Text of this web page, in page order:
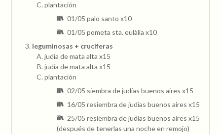
plantación
01/05 palo santo x10
01/05 pometa sta. eulàlia x10
leguminosas + crucíferas
judía de mata alta x15
judía de mata alta x15
plantación
02/05 siembra de judías buenos aires x15
16/05 resiembra de judías buenos aires x15
25/05 resiembra de judías buenos aires x15
(después de tenerlas una noche en remojo)